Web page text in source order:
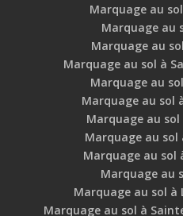
Marquage au
Marquage au
Marquage au
Marquage au sol à
Marquage au
Marquage au sol
Marquage au
Marquage au sol
Marquage au sol
Marquage au
Marquage au sol à
Marquage au sol à